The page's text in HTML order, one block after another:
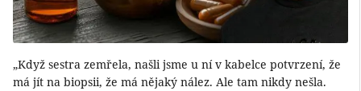
„Když sestra zemřela, našli jsme u ní v kabelce potvrzení, že
má jít na biopsii, že má nějaký nález. Ale tam nikdy nešla.